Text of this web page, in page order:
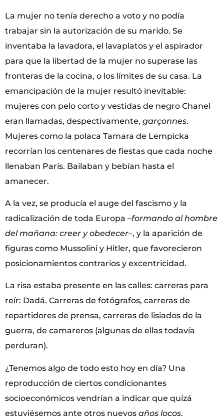
La mujer no tenía derecho a voto y no podía
trabajar sin la autorización de su marido. Se
inventaba la lavadora, el lavaplatos y el aspirador
para que la libertad de la mujer no superase las
fronteras de la cocina, o los límites de su casa. La
emancipación de la mujer resultó inevitable:
mujeres con pelo corto y vestidas de negro Chanel
eran llamadas, despectivamente, garçonnes.
Mujeres como la polaca Tamara de Lempicka
recorrían los centenares de fiestas que cada noche
llenaban París. Bailaban y bebían hasta el
amanecer.
A la vez, se producía el auge del fascismo y la
radicalización de toda Europa –formando al hombre
del mañana: creer y obedecer–, y la aparición de
figuras como Mussolini y Hitler, que favorecieron
posicionamientos contrarios y excentricidad.
La risa estaba presente en las calles: carreras para
reír: Dadá. Carreras de fotógrafos, carreras de
repartidores de prensa, carreras de lisiados de la
guerra, de camareros (algunas de ellas todavía
perduran).
¿Tenemos algo de todo esto hoy en día? Una
reproducción de ciertos condicionantes
socioeconómicos vendrían a indicar que quizá
estuviésemos ante otros nuevos años locos.